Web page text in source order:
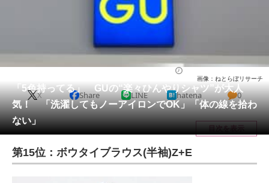
地域
教育・育児
リサーチ
会員記事
メディア
注目記事を集めた総合ページ
ITの今と未来を見通す
「5色持ってる」 GUの“楽々ひんやりシャツ”が大人
気！ 「洗濯してもノーアイロンでOK」「体の線を拾わ
ない」
画像：ねとらぼリサーチ
X Share LINE hatena 0
目次を表示
第15位：ボウタイブラウス(半袖)Z+E